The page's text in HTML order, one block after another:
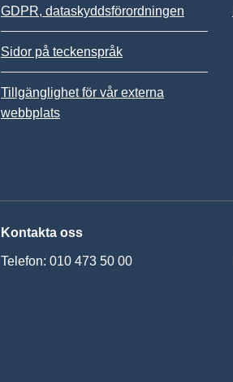
GDPR, dataskyddsförordningen
Sidor på teckenspråk
Tillgänglighet för vår externa
webbplats
Kontakta oss
Telefon: 010 473 50 00